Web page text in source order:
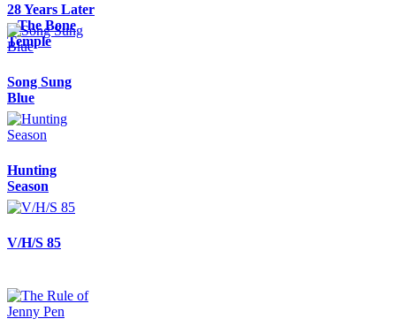
28 Years Later
– The Bone
Temple
Song Sung
Blue
Hunting
Season
V/H/S 85